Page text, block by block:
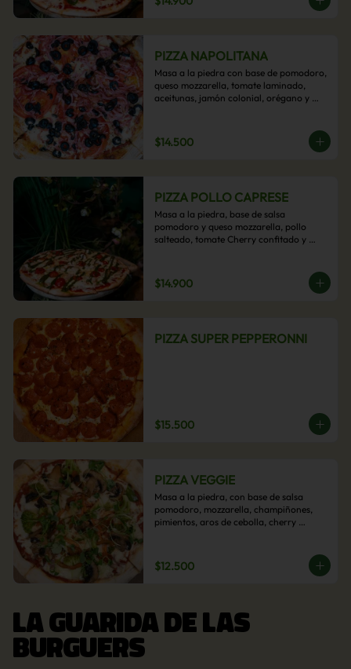
PIZZA NAPOLITANA
Masa a la piedra con base de pomodoro,
queso mozzarella, tomate laminado,
aceitunas, jamón colonial, orégano y
$14.500
PIZZA POLLO CAPRESE
Masa a la piedra, base de salsa
pomodoro y queso mozzarella, pollo
salteado, tomate Cherry confitado y
$14.900
PIZZA SUPER PEPPERONNI
$15.500
PIZZA VEGGIE
Masa a la piedra, con base de salsa
pomodoro, mozzarella, champiñones,
pimientos, aros de cebolla, cherry
$12.500
LA GUARIDA DE LAS
BURGUERS